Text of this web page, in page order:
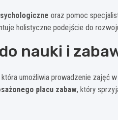
oraz pomoc
holistyczne podejście do
nauki i
która umożliwia prowadzenie zajęć
placu zabaw, który